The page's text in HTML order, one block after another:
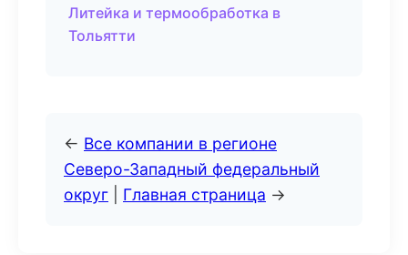
Литейка и термообработка в
Тольятти
← Все компании в регионе
Северо-Западный федеральный
округ
Главная страница →